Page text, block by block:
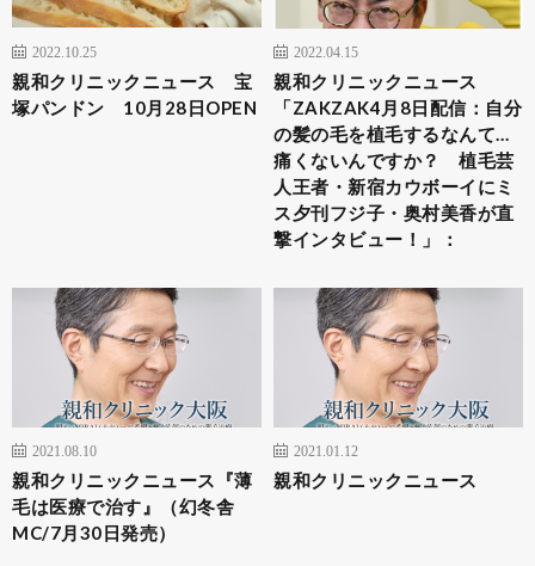
2022.10.25
親和クリニックニュース 宝
塚パンドン 10月28日OPEN
2022.04.15
親和クリニックニュース
「ZAKZAK4月8日配信：自分
の髪の毛を植毛するなんて…
痛くないんですか？ 植毛芸
人王者・新宿カウボーイにミ
ス夕刊フジ子・奥村美香が直
撃インタビュー！」：
2021.08.10
親和クリニックニュース『薄
毛は医療で治す』（幻冬舎
MC/7月30日発売）
2021.01.12
親和クリニックニュース